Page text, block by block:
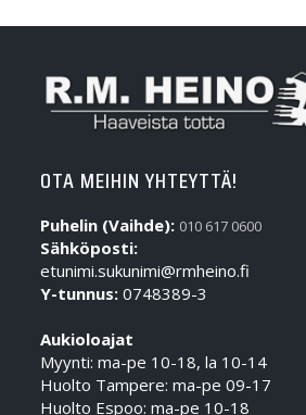
OTA MEIHIN YHTEYTTÄ!
Puhelin (Vaihde): 010 617 0600
Sähköposti:
etunimi.sukunimi@rmheino.fi
Y-tunnus: 0748389-3
Aukioloajat
Myynti: ma-pe 10-18, la 10-14
Huolto Tampere: ma-pe 09-17
Huolto Espoo: ma-pe 10-18